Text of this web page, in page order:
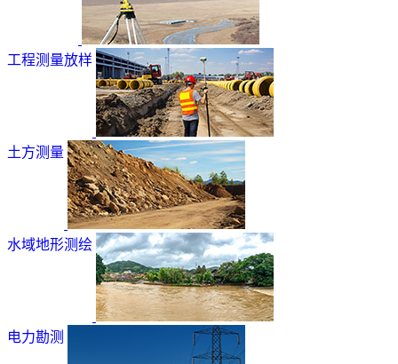
工程测量放样
土方测量
水域地形测绘
电力勘测